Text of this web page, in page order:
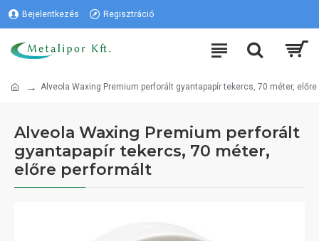
Bejelentkezés Regisztráció
Alveola Waxing Premium perforált gyantapapír tekercs, 70 méter,
Alveola Waxing Premium perforált
gyantapapír tekercs, 70 méter,
előre performált